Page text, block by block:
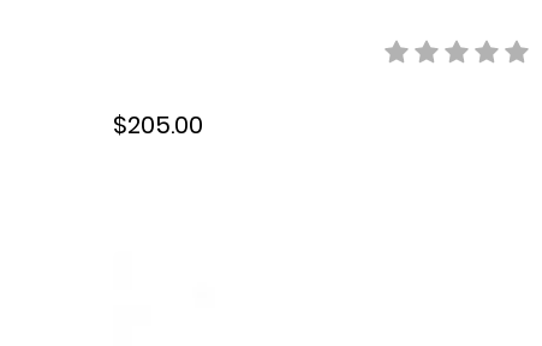
C11CG96301
$205.00